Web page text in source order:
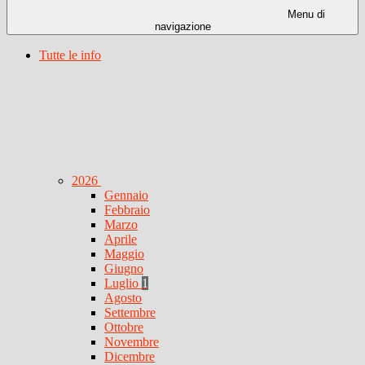
Menu di
navigazione
Tutte le info
2026
Gennaio
Febbraio
Marzo
Aprile
Maggio
Giugno
Luglio 1
Agosto
Settembre
Ottobre
Novembre
Dicembre